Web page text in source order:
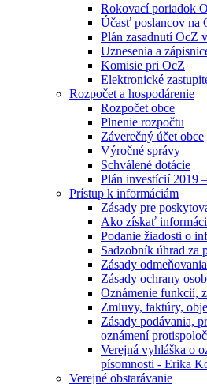
Rokovací poriadok
Účasť poslancov na
Plán zasadnutí OcZ
Uznesenia a
Komisie pri OcZ
Elektronické
Rozpočet a hospodárenie
Rozpočet obce
Plnenie rozpočtu
Záverečný účet obce
Výročné správy
Schválené dotácie
Plán investícií 2019
Prístup k informáciám
Zásady pre
Ako získať
Podanie žiadosti o
Sadzobník úhrad za
Zásady
Zásady ochrany
Oznámenie funkcií,
Zmluvy, faktúry,
Zásady podávania,
oznámení
Verejná vyhláška o
písomnosti - Erika
Verejné obstarávanie